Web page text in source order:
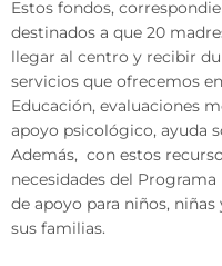
Estos fondos,
destinados a que 20
llegar al centro y recibir
servicios que ofrecemos
Educación, evaluaciones
apoyo psicológico, ayuda
Además, con estos
necesidades del
de apoyo para niños,
sus familias.